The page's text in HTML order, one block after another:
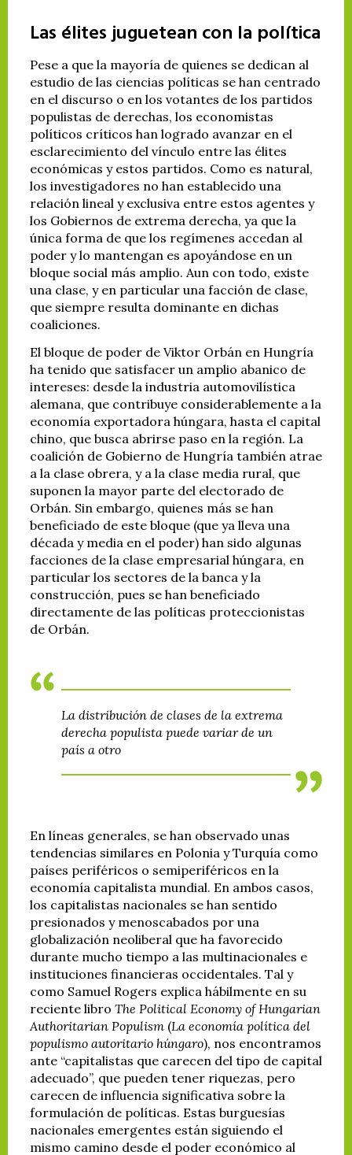
Las élites juguetean con la política
Pese a que la mayoría de quienes se dedican al
estudio de las ciencias políticas se han centrado
en el discurso o en los votantes de los partidos
populistas de derechas, los economistas
políticos críticos han logrado avanzar en el
esclarecimiento del vínculo entre las élites
económicas y estos partidos. Como es natural,
los investigadores no han establecido una
relación lineal y exclusiva entre estos agentes y
los Gobiernos de extrema derecha, ya que la
única forma de que los regímenes accedan al
poder y lo mantengan es apoyándose en un
bloque social más amplio. Aun con todo, existe
una clase, y en particular una facción de clase,
que siempre resulta dominante en dichas
coaliciones.
El bloque de poder de Viktor Orbán en Hungría
ha tenido que satisfacer un amplio abanico de
intereses: desde la industria automovilística
alemana, que contribuye considerablemente a la
economía exportadora húngara, hasta el capital
chino, que busca abrirse paso en la región. La
coalición de Gobierno de Hungría también atrae
a la clase obrera, y a la clase media rural, que
suponen la mayor parte del electorado de
Orbán. Sin embargo, quienes más se han
beneficiado de este bloque (que ya lleva una
década y media en el poder) han sido algunas
facciones de la clase empresarial húngara, en
particular los sectores de la banca y la
construcción, pues se han beneficiado
directamente de las políticas proteccionistas
de Orbán.
La distribución de clases de la extrema
derecha populista puede variar de un
país a otro
En líneas generales, se han observado unas
tendencias similares en Polonia y Turquía como
países periféricos o semiperiféricos en la
economía capitalista mundial. En ambos casos,
los capitalistas nacionales se han sentido
presionados y menoscabados por una
globalización neoliberal que ha favorecido
durante mucho tiempo a las multinacionales e
instituciones financieras occidentales. Tal y
como Samuel Rogers explica hábilmente en su
reciente libro The Political Economy of Hungarian
Authoritarian Populism (La economía política del
populismo autoritario húngaro), nos encontramos
ante “capitalistas que carecen del tipo de capital
adecuado”, que pueden tener riquezas, pero
carecen de influencia significativa sobre la
formulación de políticas. Estas burguesías
nacionales emergentes están siguiendo el
mismo camino desde el poder económico al